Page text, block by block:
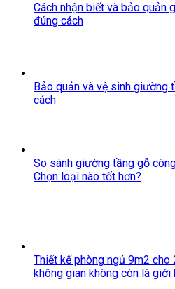
Cách nhận biết và bảo quản
đúng cách
Bảo quản và vệ sinh giường
cách
So sánh giường tầng gỗ
Chọn loại nào tốt hơn?
Thiết kế phòng ngủ 9m2 cho
không gian không còn là giới